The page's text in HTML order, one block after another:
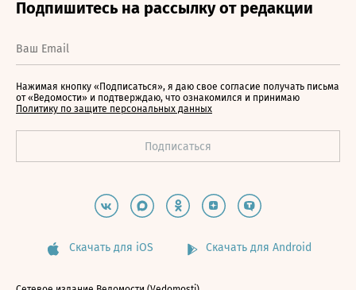
Нажимая кнопку «Подписаться», я даю свое согласие получать письма
от «Ведомости» и подтверждаю, что ознакомился и принимаю
Политику по защите персональных данных
Скачать для iOS Скачать для Android